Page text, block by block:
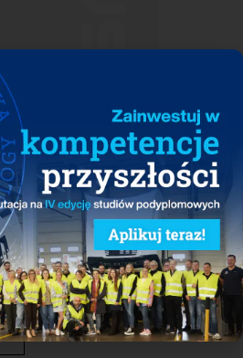
grona Członków PSNM